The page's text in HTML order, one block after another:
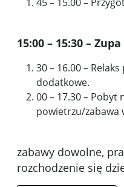
15:00 – 15:30 –
30 – 16.00 –
dodatkowe.
00 – 17.30 – Pobyt
powietrzu/zabawa
zabawy dowolne,
rozchodzenie się